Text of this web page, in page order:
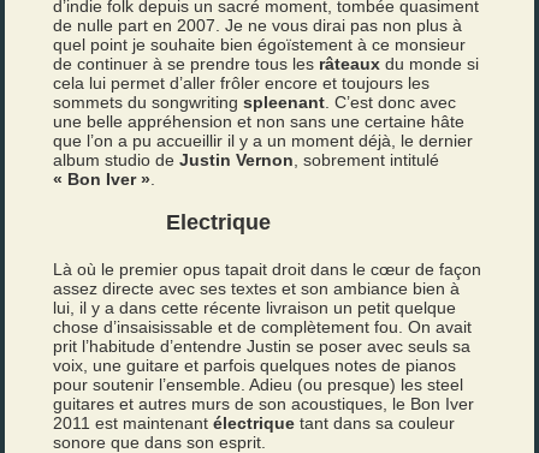
d’indie folk depuis un sacré moment, tombée quasiment
de nulle part en 2007. Je ne vous dirai pas non plus à
quel point je souhaite bien égoïstement à ce monsieur
de continuer à se prendre tous les râteauxdu monde si
cela lui permet d’aller frôler encore et toujours les
sommets du songwritingspleenant . C’est donc avec
une belle appréhension et non sans une certaine hâte
que l’on a pu accueillir il y a un moment déjà, le dernier
album studio deJustin Vernon , sobrement intitulé
« Bon Iver »
Electrique
Là où le premier opus tapait droit dans le cœur de façon
assez directe avec ses textes et son ambiance bien à
lui, il y a dans cette récente livraison un petit quelque
chose d’insaisissable et de complètement fou. On avait
prit l’habitude d’entendre Justin se poser avec seuls sa
voix, une guitare et parfois quelques notes de pianos
pour soutenir l’ensemble. Adieu (ou presque) les steel
guitares et autres murs de son acoustiques, le Bon Iver
2011 est maintenantélectriquetant dans sa couleur
sonore que dans son esprit.